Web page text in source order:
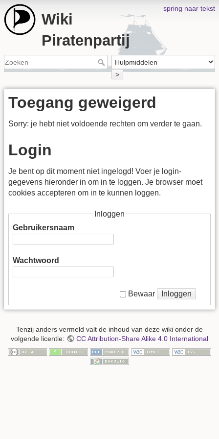
spring naar tekst
Wiki
Piratenpartij
>
Toegang geweigerd
Sorry: je hebt niet voldoende rechten om verder te gaan.
Login
Je bent op dit moment niet ingelogd! Voer je login-
gegevens hieronder in om in te loggen. Je browser moet
cookies accepteren om in te kunnen loggen.
Inloggen
Gebruikersnaam
Wachtwoord
Bewaar Inloggen
Tenzij anders vermeld valt de inhoud van deze wiki onder de
volgende licentie:
CC Attribution-Share Alike 4.0 International